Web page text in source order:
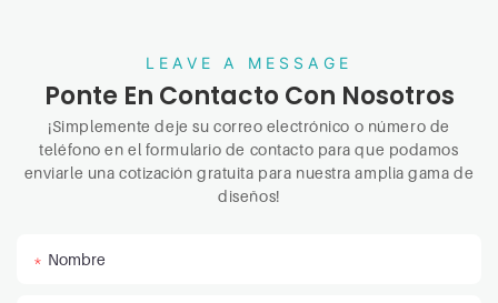
LEAVE A MESSAGE
Ponte En Contacto Con Nosotros
¡Simplemente deje su correo electrónico o número de
teléfono en el formulario de contacto para que podamos
enviarle una cotización gratuita para nuestra amplia gama de
diseños!
Nombre